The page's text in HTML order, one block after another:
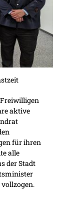
Freiwilligen
aktive
für ihren
alle
der Stadt